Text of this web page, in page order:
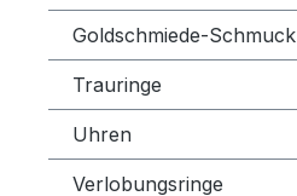
Goldschmiede-Schmuck
Trauringe
Uhren
Verlobungsringe